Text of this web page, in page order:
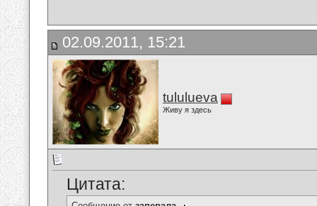
02.09.2011, 15:21
tululueva
Живу я здесь
Цитата: